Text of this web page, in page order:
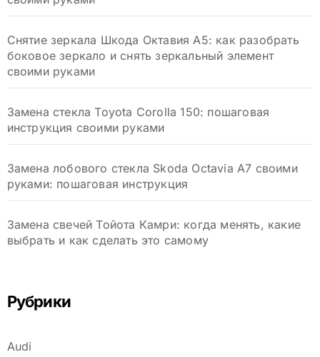
Снятие зеркала Шкода Октавия А5: как разобрать
боковое зеркало и снять зеркальный элемент
своими руками
Замена стекла Toyota Corolla 150: пошаговая
инструкция своими руками
Замена лобового стекла Skoda Octavia A7 своими
руками: пошаговая инструкция
Замена свечей Тойота Камри: когда менять, какие
выбрать и как сделать это самому
Рубрики
Audi